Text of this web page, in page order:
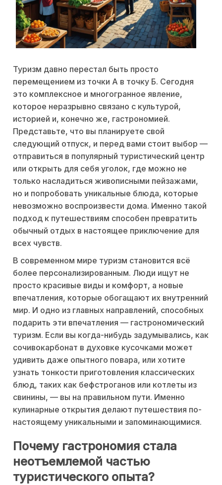
Туризм давно перестал быть просто
перемещением из точки А в точку Б. Сегодня
это комплексное и многогранное явление,
которое неразрывно связано с культурой,
историей и, конечно же, гастрономией.
Представьте, что вы планируете свой
следующий отпуск, и перед вами стоит выбор —
отправиться в популярный туристический центр
или открыть для себя уголок, где можно не
только насладиться живописными пейзажами,
но и попробовать уникальные блюда, которые
невозможно воспроизвести дома. Именно такой
подход к путешествиям способен превратить
обычный отдых в настоящее приключение для
всех чувств.
В современном мире туризм становится всё
более персонализированным. Люди ищут не
просто красивые виды и комфорт, а новые
впечатления, которые обогащают их внутренний
мир. И одно из главных направлений, способных
подарить эти впечатления — гастрономический
туризм. Если вы когда-нибудь задумывались, как
сочивокарбонат в духовке кусочками может
удивить даже опытного повара, или хотите
узнать тонкости приготовления классических
блюд, таких как бефстроганов или котлеты из
свинины, — вы на правильном пути. Именно
кулинарные открытия делают путешествия по-
настоящему уникальными и запоминающимися.
Почему гастрономия стала
неотъемлемой частью
туристического опыта?